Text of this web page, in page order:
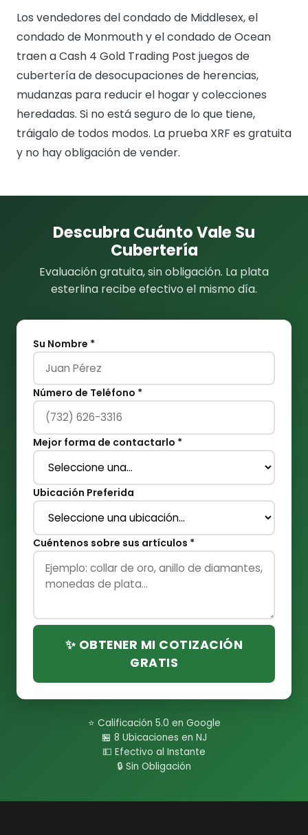
Los vendedores del condado de Middlesex, el
condado de Monmouth y el condado de Ocean
traen a Cash 4 Gold Trading Post juegos de
cubertería de desocupaciones de herencias,
mudanzas para reducir el hogar y colecciones
heredadas. Si no está seguro de lo que tiene,
tráigalo de todos modos. La prueba XRF es gratuita
y no hay obligación de vender.
Descubra Cuánto Vale Su
Cubertería
Evaluación gratuita, sin obligación. La plata
esterlina recibe efectivo el mismo día.
Su Nombre *
Número de Teléfono *
Mejor forma de contactarlo *
Ubicación Preferida
Cuéntenos sobre sus artículos *
✨ OBTENER MI COTIZACIÓN
GRATIS
⭐ Calificación 5.0 en Google
🏪 8 Ubicaciones en NJ
💵 Efectivo al Instante
🔒 Sin Obligación